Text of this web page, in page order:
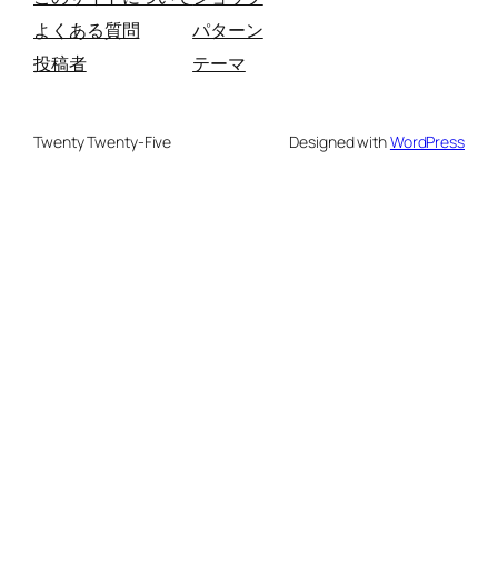
よくある質問
投稿者
パターン
テーマ
Twenty Twenty-Five Designed withWordPress